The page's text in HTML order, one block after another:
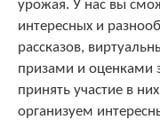
урожая. У нас вы
интересных и
рассказов,
призами и оценками
принять участие в
организуем